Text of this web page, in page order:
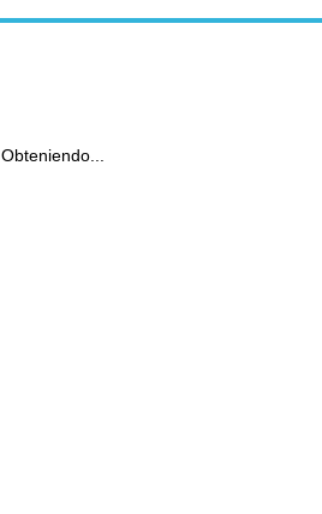
Obteniendo...